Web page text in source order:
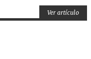
Ver artículo